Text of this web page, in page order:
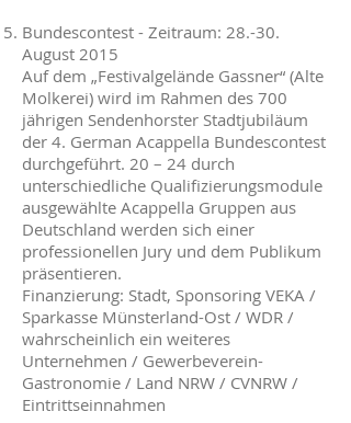
Bundescontest - Zeitraum: 28.-30.
August 2015
Auf dem „Festivalgelände Gassner“ (Alte
Molkerei) wird im Rahmen des 700
jährigen Sendenhorster Stadtjubiläum
der 4. German Acappella Bundescontest
durchgeführt. 20 – 24 durch
unterschiedliche Qualifizierungsmodule
ausgewählte Acappella Gruppen aus
Deutschland werden sich einer
professionellen Jury und dem Publikum
präsentieren.
Finanzierung: Stadt, Sponsoring VEKA /
Sparkasse Münsterland-Ost / WDR /
wahrscheinlich ein weiteres
Unternehmen / Gewerbeverein-
Gastronomie / Land NRW / CVNRW /
Eintrittseinnahmen